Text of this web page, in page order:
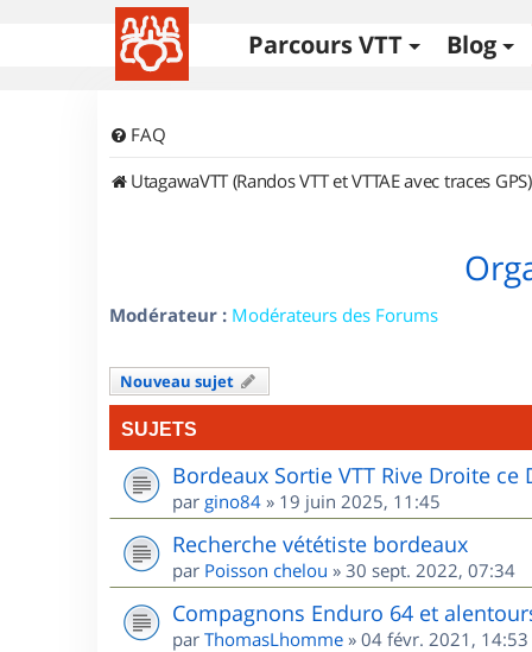
Parcours VTT Blog
FAQ
UtagawaVTT (Randos VTT et VTTAE avec traces GPS)
Modérateur : Modérateurs des Forums
Nouveau sujet
SUJETS
Bordeaux Sortie VTT Rive Droite ce
par gino84 » 19 juin 2025, 11:45
Recherche vététiste bordeaux
par Poisson chelou » 30 sept. 2022, 07:34
Compagnons Enduro 64 et
par ThomasLhomme » 04 févr. 2021, 14:53